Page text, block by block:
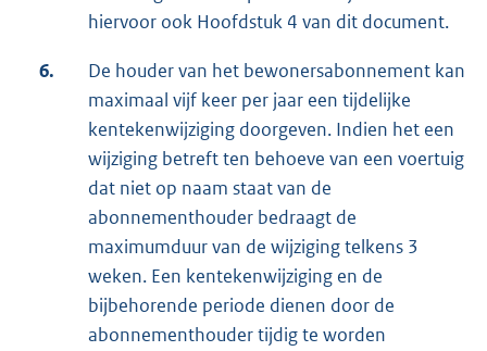
hiervoor ook Hoofdstuk 4 van dit document.
6.
De houder van het bewonersabonnement kan
maximaal vijf keer per jaar een tijdelijke
kentekenwijziging doorgeven. Indien het een
wijziging betreft ten behoeve van een voertuig
dat niet op naam staat van de
abonnementhouder bedraagt de
maximumduur van de wijziging telkens 3
weken. Een kentekenwijziging en de
bijbehorende periode dienen door de
abonnementhouder tijdig te worden